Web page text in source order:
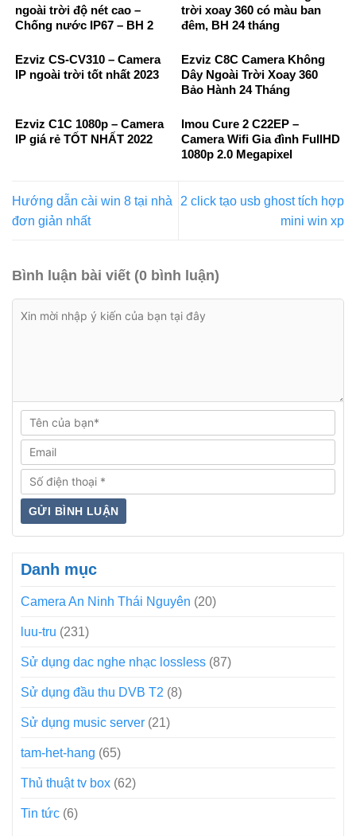
ngoài trời độ nét cao –
Chống nước IP67 – BH 2
trời xoay 360 có màu ban
đêm, BH 24 tháng
Ezviz CS-CV310 – Camera
IP ngoài trời tốt nhất 2023
Ezviz C8C Camera Không
Dây Ngoài Trời Xoay 360
Bảo Hành 24 Tháng
Ezviz C1C 1080p – Camera
IP giá rẻ TỐT NHẤT 2022
Imou Cure 2 C22EP –
Camera Wifi Gia đình FullHD
1080p 2.0 Megapixel
Hướng dẫn cài win 8 tại nhà
đơn giản nhất
2 click tạo usb ghost tích hợp
mini win xp
Bình luận bài viết (0 bình luận)
Danh mục
Camera An Ninh Thái Nguyên (20)
luu-tru (231)
Sử dụng dac nghe nhạc lossless (87)
Sử dụng đầu thu DVB T2 (8)
Sử dụng music server (21)
tam-het-hang (65)
Thủ thuật tv box (62)
Tin tức (6)